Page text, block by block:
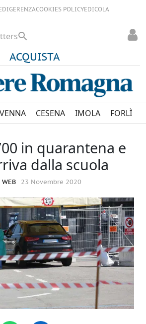
GERENZACOOKIES POLICYEDICOLA
ACQUISTA
CESENA IMOLA FORLÌ
in quarantena e
dalla scuola
WEB 23 Novembre 2020